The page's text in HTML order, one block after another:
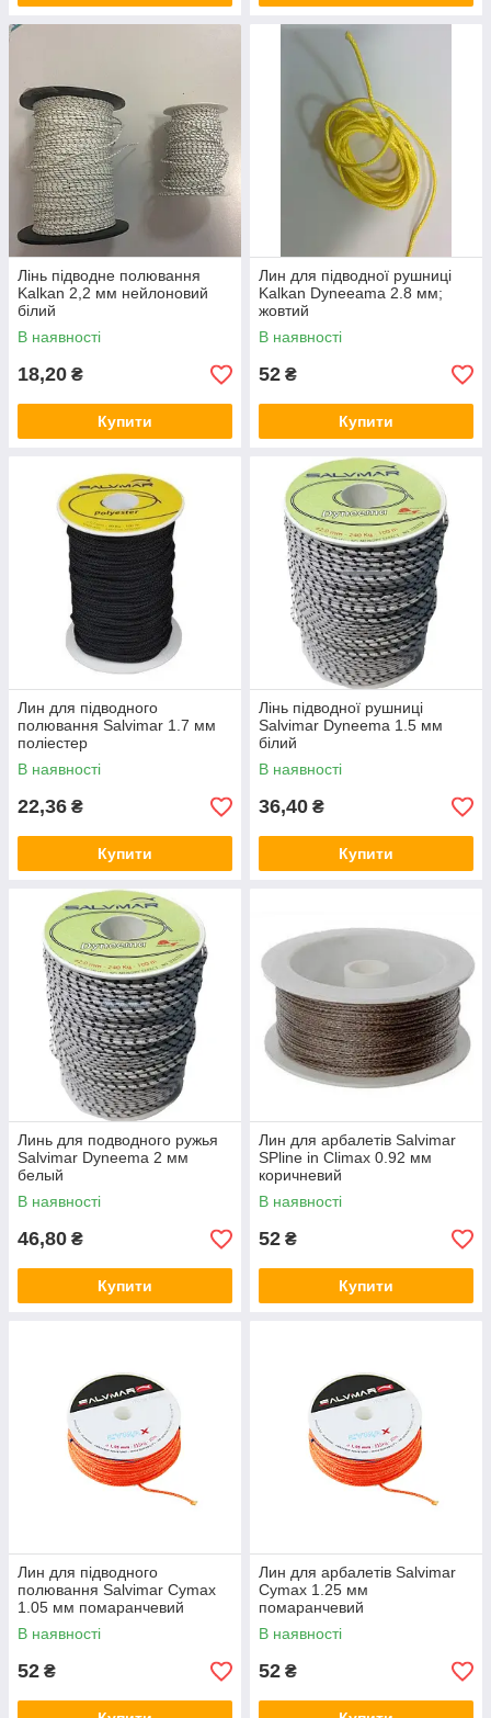
Лінь підводне полювання
Kalkan 2,2 мм нейлоновий
білий
В наявності
18,20 ₴
Купити
Лин для підводної рушниці
Kalkan Dyneeama 2.8 мм;
жовтий
В наявності
52 ₴
Купити
Лин для підводного
полювання Salvimar 1.7 мм
поліестер
В наявності
22,36 ₴
Купити
Лінь підводної рушниці
Salvimar Dyneema 1.5 мм
білий
В наявності
36,40 ₴
Купити
Линь для подводного ружья
Salvimar Dyneema 2 мм
белый
В наявності
46,80 ₴
Купити
Лин для арбалетів Salvimar
SPline in Climax 0.92 мм
коричневий
В наявності
52 ₴
Купити
Лин для підводного
полювання Salvimar Cymax
1.05 мм помаранчевий
В наявності
52 ₴
Лин для арбалетів Salvimar
Cymax 1.25 мм
помаранчевий
В наявності
52 ₴